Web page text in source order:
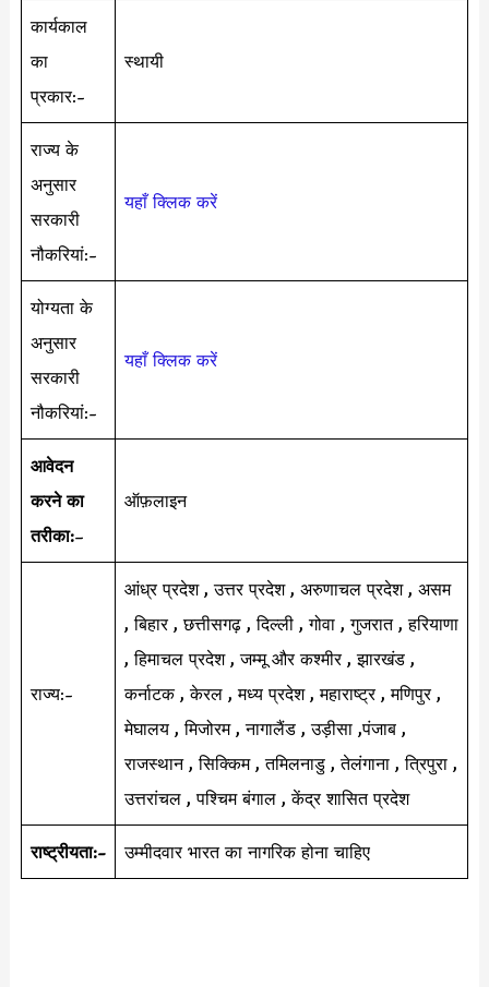
कार्यकाल
का
प्रकार:-
स्थायी
राज्य के
अनुसार
सरकारी
नौकरियां:-
यहाँ क्लिक करें
योग्यता के
अनुसार
सरकारी
नौकरियां:-
यहाँ क्लिक करें
आवेदन
करने का
तरीका:–
ऑफ़लाइन
राज्य:-
आंध्र प्रदेश , उत्तर प्रदेश , अरुणाचल प्रदेश , असम
, बिहार , छत्तीसगढ़ , दिल्ली , गोवा , गुजरात , हरियाणा
, हिमाचल प्रदेश , जम्मू और कश्मीर , झारखंड ,
कर्नाटक , केरल , मध्य प्रदेश , महाराष्ट्र , मणिपुर ,
मेघालय , मिजोरम , नागालैंड , उड़ीसा ,पंजाब ,
राजस्थान , सिक्किम , तमिलनाडु , तेलंगाना , त्रिपुरा ,
उत्तरांचल , पश्चिम बंगाल , केंद्र शासित प्रदेश
राष्ट्रीयता:- उम्मीदवार भारत का नागरिक होना चाहिए